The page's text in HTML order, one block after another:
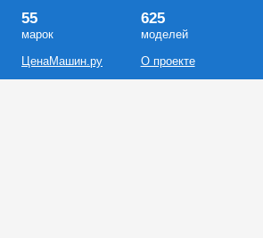
55
марок
ЦенаМашин.ру
625
моделей
О проекте